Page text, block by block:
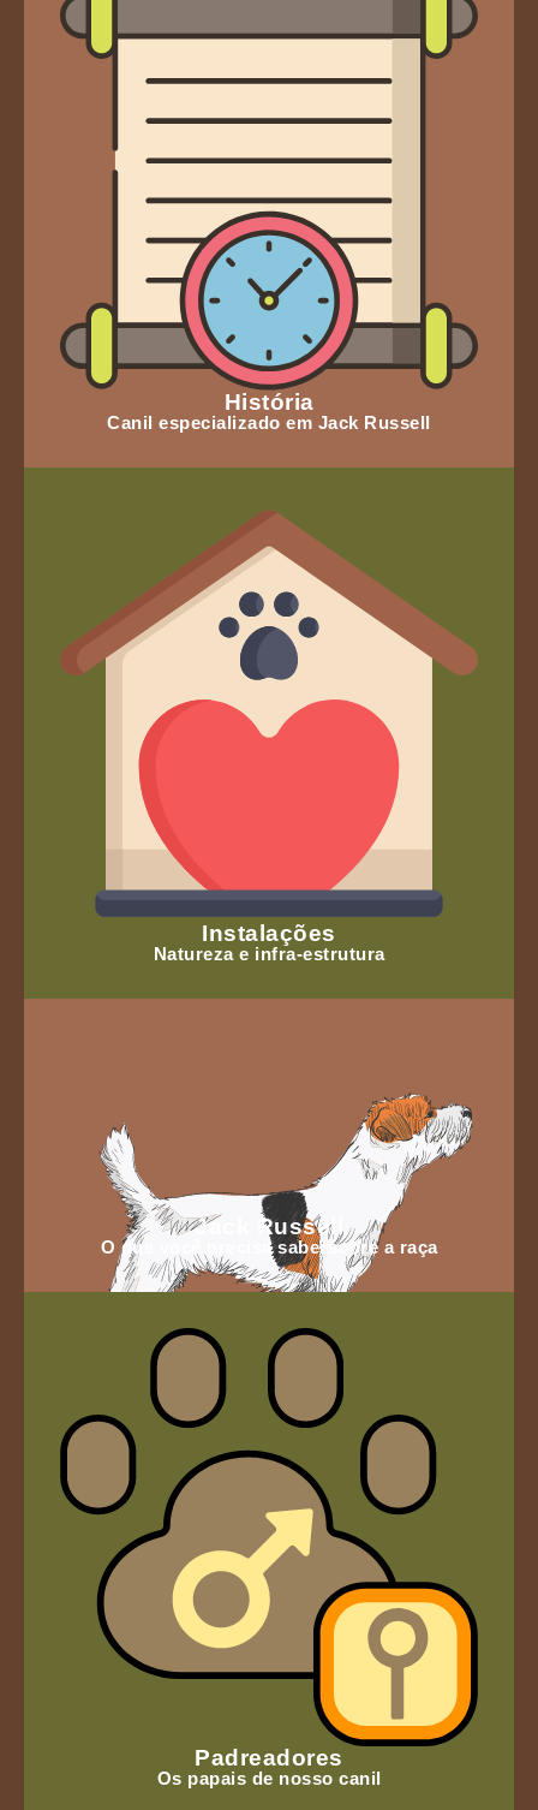
História
Canil especializado em Jack Russell
Instalações
Natureza e infra-estrutura
Jack Russell
O que você precisa sabersobre a raça
Padreadores
Os papais de nosso canil